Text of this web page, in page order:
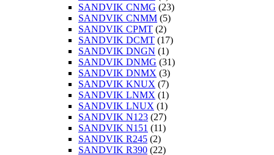
SANDVIK CNMG (23)
SANDVIK CNMM (5)
SANDVIK CPMT (2)
SANDVIK DCMT (17)
SANDVIK DNGN (1)
SANDVIK DNMG (31)
SANDVIK DNMX (3)
SANDVIK KNUX (7)
SANDVIK LNMX (1)
SANDVIK LNUX (1)
SANDVIK N123 (27)
SANDVIK N151 (11)
SANDVIK R245 (2)
SANDVIK R390 (22)